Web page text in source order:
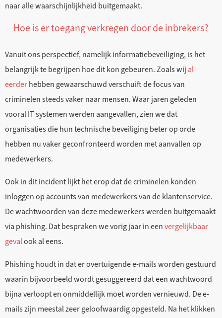
naar alle waarschijnlijkheid buitgemaakt.
Hoe is er toegang verkregen door de inbrekers?
Vanuit ons perspectief, namelijk informatiebeveiliging, is het
belangrijk te begrijpen hoe dit kon gebeuren. Zoals wij al
eerderhebben gewaarschuwd verschuift de focus van
criminelen steeds vaker naar mensen. Waar jaren geleden
vooral IT systemen werden aangevallen, zien we dat
organisaties die hun technische beveiliging beter op orde
hebben nu vaker geconfronteerd worden met aanvallen op
medewerkers.
Ook in dit incident lijkt het erop dat de criminelen konden
inloggen op accounts van medewerkers van de klantenservice.
De wachtwoorden van deze medewerkers werden buitgemaakt
via phishing. Dat bespraken we vorig jaar in eenvergelijkbaar
gevalook al eens.
Phishing houdt in dat er overtuigende e-mails worden gestuurd
waarin bijvoorbeeld wordt gesuggereerd dat een wachtwoord
bijna verloopt en onmiddellijk moet worden vernieuwd. De e-
mails zijn meestal zeer geloofwaardig opgesteld. Na het klikken